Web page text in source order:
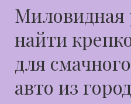
Миловидная
найти
для
авто из